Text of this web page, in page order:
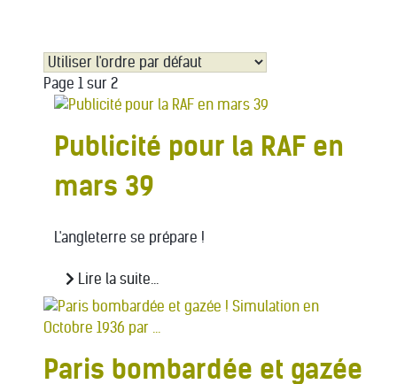
Page 1 sur 2
Publicité pour la RAF en
mars 39
L'angleterre se prépare !
Lire la suite...
Paris bombardée et gazée